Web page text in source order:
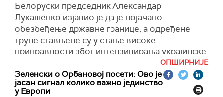
Он је захвалио британском колеги "на
подршци, заједничким напорима и
достигнућима".
Камерон је раније изјавио да Украјина има
право да користи оружје које је Велика
Британија обезбедила за гађање циљева на
територији Русије.
Белоруски председник Александар
Лукашенко изјавио је да је појачано
обезбеђење државне границе, а одређене
трупе стављене су у стање високе
приправности због интензивирања украјинске
војске у пограничним областима.
"Снаге за специјалне операције и друге
извиђачке јединице су распоређене:
ОПШИРНИЈЕ
Зеленски о Орбановој посети: Ово је
јасан сигнал колико важно јединство
у Европи